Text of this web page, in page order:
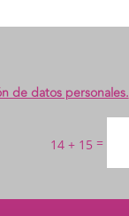
de datos personales.
14 + 15 =